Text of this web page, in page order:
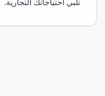
تلبي احتياجاتك التجارية.